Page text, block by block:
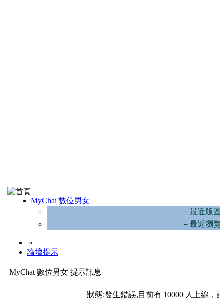
MyChat 數位男女
－最近版
－最近瀏
»
論壇提示
MyChat 數位男女 提示訊息
狀態:發生錯誤,目前有 10000 人上線